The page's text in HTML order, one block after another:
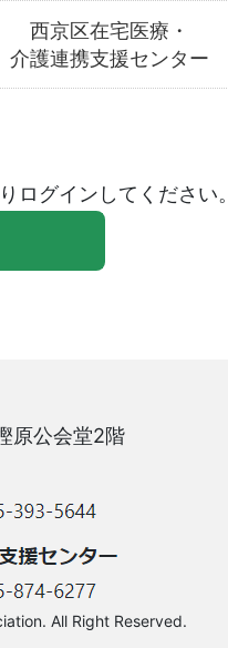
西京区在宅医療・
介護連携支援センター
ログインしてください。
原公会堂2階
All Right Reserved.